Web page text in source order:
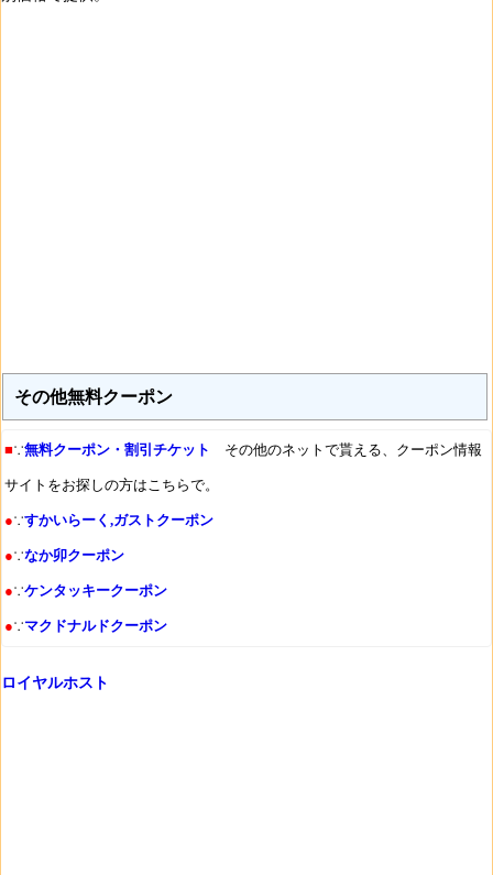
その他無料クーポン
■∵無料クーポン・割引チケット その他のネットで貰える、クーポン情報
サイトをお探しの方はこちらで。
●∵すかいらーく,ガストクーポン
●∵なか卯クーポン
●∵ケンタッキークーポン
●∵マクドナルドクーポン
ロイヤルホスト